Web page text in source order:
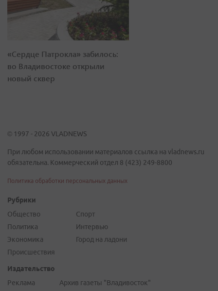
«Сердце Патрокла» забилось:
во Владивостоке открыли
новый сквер
© 1997 - 2026 VLADNEWS
При любом использовании материалов ссылка на vladnews.ru
обязательна. Коммерческий отдел 8 (423) 249-8800
Политика обработки персональных данных
Рубрики
Общество
Политика
Экономика
Происшествия
Спорт
Интервью
Город на ладони
Издательство
Реклама
Архив газеты "Владивосток"